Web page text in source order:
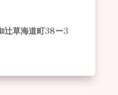
辻草海道町38ー3